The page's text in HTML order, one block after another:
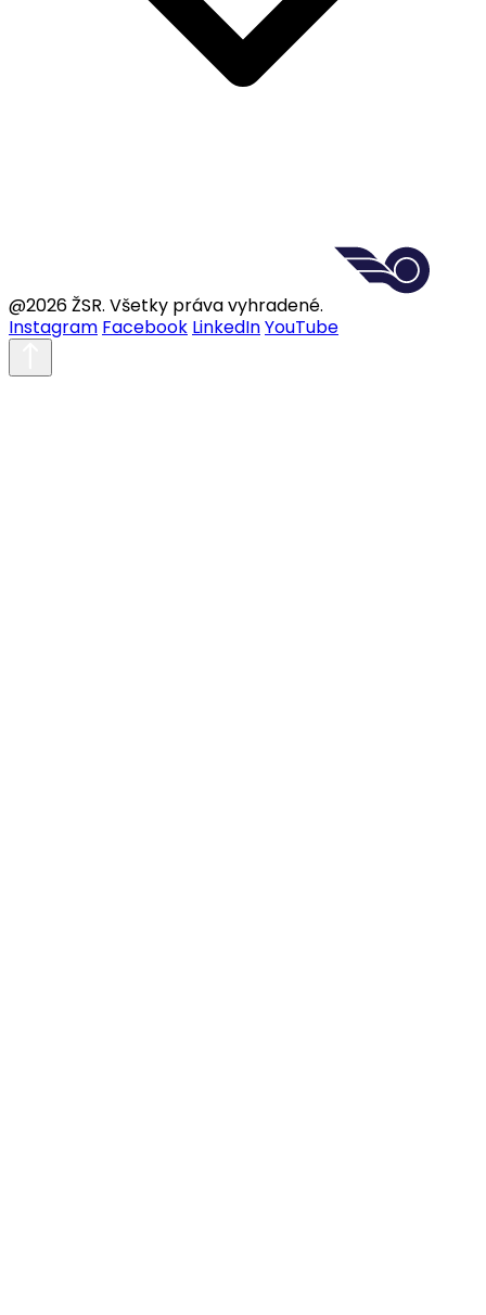
@2026 ŽSR. Všetky práva vyhradené.
Instagram Facebook LinkedInYouTube